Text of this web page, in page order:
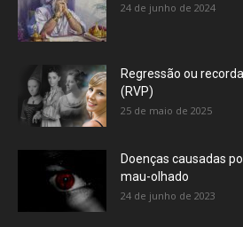
24 de junho de 2024
Regressão ou
(RVP)
25 de maio de 2025
Doenças causadas
mau-olhado
24 de junho de 2023